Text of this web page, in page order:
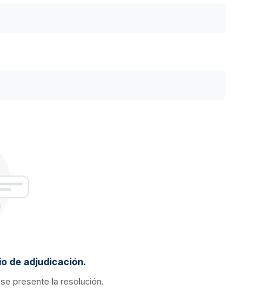
de adjudicación.
presente la resolución.